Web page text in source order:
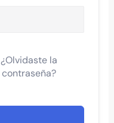
¿Olvidaste la
contraseña?